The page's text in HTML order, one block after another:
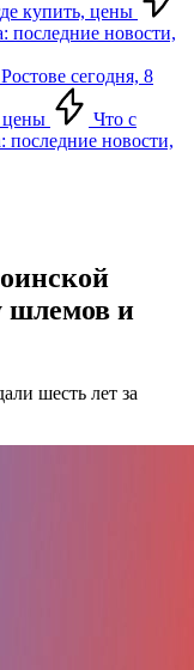
купить, цены
последние новости,
сегодня, 8
цены
Что с
последние новости,
шлемов и
шесть лет за